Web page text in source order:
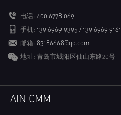
电话: 400 6778 069
手机: 139 6969 9395 / 139 6969 9161
邮箱: 83186668@qq.com
地址: 青岛市城阳区仙山东路20号
AIN CMM